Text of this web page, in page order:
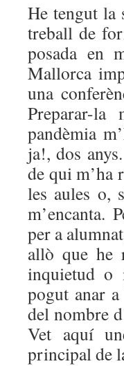
He tengut la
treball de
posada en
Mallorca
una
Preparar-
pandèmia
ja!, dos
de qui m’ha
les aules o,
m’encanta.
per a
allò que he
inquietud o
pogut anar
del nombre
Vet aquí
principal de